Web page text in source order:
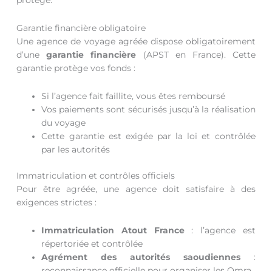
Garantie financière obligatoire
Une agence de voyage agréée dispose obligatoirement
d’unegarantie financière (APST en France). Cette
garantie protège vos fonds :
Si l’agence fait faillite, vous êtes remboursé
Vos paiements sont sécurisés jusqu’à la réalisation
du voyage
Cette garantie est exigée par la loi et contrôlée
par les autorités
Immatriculation et contrôles officiels
Pour être agréée, une agence doit satisfaire à des
exigences strictes :
Immatriculation Atout France: l’agence est
répertoriée et contrôlée
Agrément des autorités saoudiennes: